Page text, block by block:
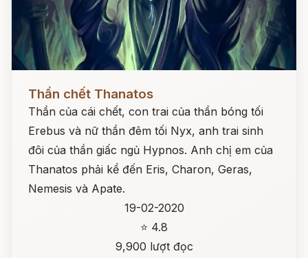
Đọc ngay
Thần chết Thanatos
Thần của cái chết, con trai của thần bóng tối
Erebus và nữ thần đêm tối Nyx, anh trai sinh
đôi của thần giấc ngủ Hypnos. Anh chị em của
Thanatos phải kể đến Eris, Charon, Geras,
Nemesis và Apate.
19-02-2020
⭐ 4.8
9,900 lượt đọc